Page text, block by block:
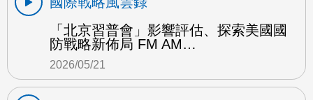
「北京習普會」影響評估、探索美國國
防戰略新佈局 FM AM…
2026/05/21